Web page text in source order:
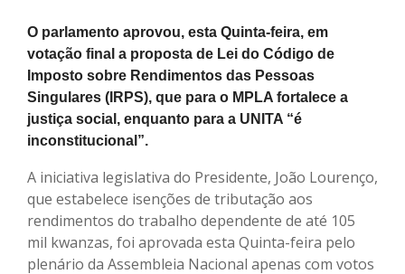
O parlamento aprovou, esta Quinta-feira, em
votação final a proposta de Lei do Código de
Imposto sobre Rendimentos das Pessoas
Singulares (IRPS), que para o MPLA fortalece a
justiça social, enquanto para a UNITA “é
inconstitucional”.
A iniciativa legislativa do Presidente, João Lourenço,
que estabelece isenções de tributação aos
rendimentos do trabalho dependente de até 105
mil kwanzas, foi aprovada esta Quinta-feira pelo
plenário da Assembleia Nacional apenas com votos